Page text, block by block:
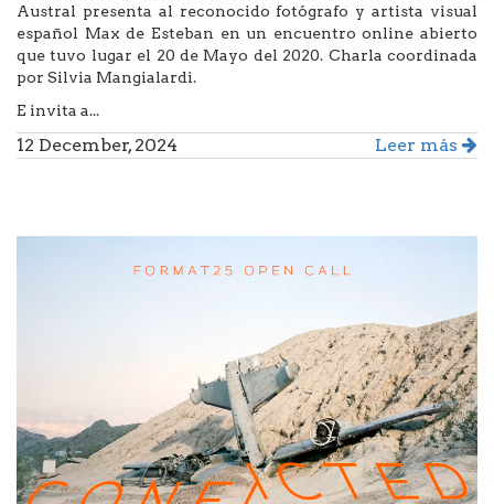
Austral presenta al reconocido fotógrafo y artista visual
español Max de Esteban en un encuentro online abierto
que tuvo lugar el 20 de Mayo del 2020. Charla coordinada
por Silvia Mangialardi.
E invita a...
12 December, 2024 Leer más